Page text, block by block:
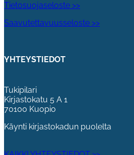
Tietosuojaseloste >>
Saavutettavuusseloste >>
YHTEYSTIEDOT
Tukipilari
Kirjastokatu 5 A 1
70100 Kuopio
Käynti kirjastokadun puolelta